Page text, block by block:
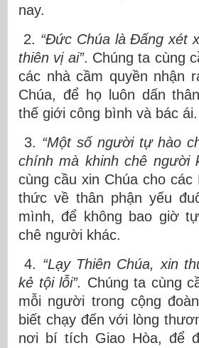
nay.
2. “Đức Chúa là Đấng xét
thiên vị ai”. Chúng ta cùng
các nhà cầm quyền nhận
Chúa, để họ luôn dấn
thế giới công bình và bác ái.
3. “Một số người tự hào
chính mà khinh chê người
cùng cầu xin Chúa cho
thức về thân phận yếu
mình, để không bao giờ
chê người khác.
4. “Lạy Thiên Chúa, xin
kẻ tội lỗi”. Chúng ta cùng
mỗi người trong cộng
biết chạy đến với lòng
nơi bí tích Giao Hòa, để